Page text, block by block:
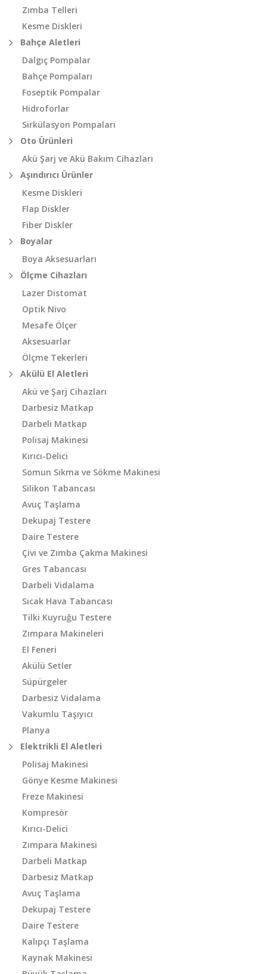
Zımba Telleri
Kesme Diskleri
Bahçe Aletleri
Dalgıç Pompalar
Bahçe Pompaları
Foseptik Pompalar
Hidroforlar
Sirkülasyon Pompaları
Oto Ürünleri
Akü Şarj ve Akü Bakım Cihazları
Aşındırıcı Ürünler
Kesme Diskleri
Flap Diskler
Fiber Diskler
Boyalar
Boya Aksesuarları
Ölçme Cihazları
Lazer Distomat
Optik Nivo
Mesafe Ölçer
Aksesuarlar
Ölçme Tekerleri
Akülü El Aletleri
Akü ve Şarj Cihazları
Darbesiz Matkap
Darbeli Matkap
Polisaj Makinesi
Kırıcı-Delici
Somun Sıkma ve Sökme Makinesi
Silikon Tabancası
Avuç Taşlama
Dekupaj Testere
Daire Testere
Çivi ve Zımba Çakma Makinesi
Gres Tabancası
Darbeli Vidalama
Sıcak Hava Tabancası
Tilki Kuyruğu Testere
Zımpara Makineleri
El Feneri
Akülü Setler
Süpürgeler
Darbesiz Vidalama
Vakumlu Taşıyıcı
Planya
Elektrikli El Aletleri
Polisaj Makinesi
Gönye Kesme Makinesi
Freze Makinesi
Kompresör
Kırıcı-Delici
Zımpara Makinesi
Darbeli Matkap
Darbesiz Matkap
Avuç Taşlama
Dekupaj Testere
Daire Testere
Kalıpçı Taşlama
Kaynak Makinesi